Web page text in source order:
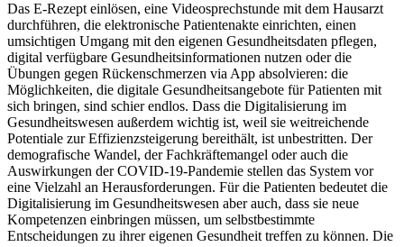
Das E-Rezept einlösen, eine Videosprechstunde mit dem Hausarzt
durchführen, die elektronische Patientenakte einrichten, einen
umsichtigen Umgang mit den eigenen Gesundheitsdaten pflegen,
digital verfügbare Gesundheitsinformationen nutzen oder die
Übungen gegen Rückenschmerzen via App absolvieren: die
Möglichkeiten, die digitale Gesundheitsangebote für Patienten mit
sich bringen, sind schier endlos. Dass die Digitalisierung im
Gesundheitswesen außerdem wichtig ist, weil sie weitreichende
Potentiale zur Effizienzsteigerung bereithält, ist unbestritten. Der
demografische Wandel, der Fachkräftemangel oder auch die
Auswirkungen der COVID-19-Pandemie stellen das System vor
eine Vielzahl an Herausforderungen. Für die Patienten bedeutet die
Digitalisierung im Gesundheitswesen aber auch, dass sie neue
Kompetenzen einbringen müssen, um selbstbestimmte
Entscheidungen zu ihrer eigenen Gesundheit treffen zu können. Die